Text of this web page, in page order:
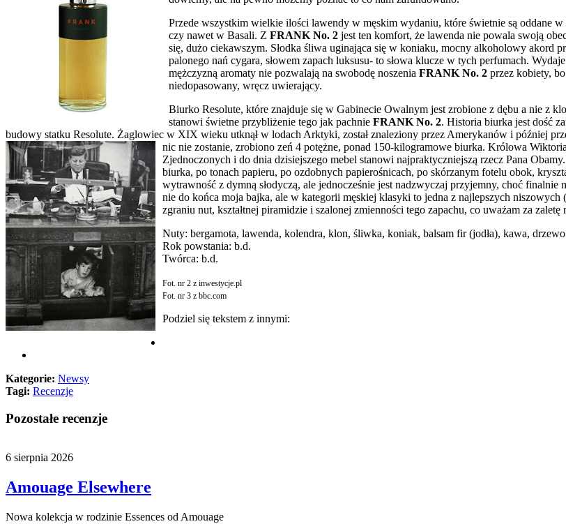
Przede wszystkim wielkie ilości lawendy w męskim wydaniu, które świetnie są oddane
czy nawet w Basali. Z FRANK No. 2 jest ten komfort, że lawenda nie powala swoją
się, dużo ciekawszym. Słodka śliwa uginająca się w koniaku, mocny alkoholowy akord
palonego nań cygara, słowem zapach luksusu- to słowa klucze w tych perfumach.
mężczyzną aromaty nie pozwalają na swobodę noszenia FRANK No. 2 przez kobiety,
niedopasowany, wręcz uwierający.
Biurko Resolute, które znajduje się w Gabinecie Owalnym jest zrobione z dębu a nie z
stanowi świetne przybliżenie tego jak pachnie FRANK No. 2. Historia biurka jest dość
budowy statku Resolute. Żaglowiec w XIX wieku utknął w lodach Arktyki, został znaleziony przez Amerykanów i później
nic nie zostanie, zrobiono zeń 4 potężne, ponad 150-kilogramowe biurka. Królowa
Zjednoczonych i do dnia dzisiejszego mebel stanowi najpraktyczniejszą rzecz Pana Obamy.
biurka, po tonach papieru, po ozdobnych papierośnicach, po skórzanym fotelu obok,
wytrawność z dymną słodyczą, ale jednocześnie jest nadzwyczaj przyjemny, choć finalnie
nie do końca moja bajka, ale w kategorii męskiej klasyki to jedna z najlepszych
zgraniu nut, kształtnej piramidzie i szalonej zmienności tego zapachu, co uważam za
Nuty: bergamota, lawenda, kolendra, klon, śliwka, koniak, balsam fir (jodła), kawa,
Rok powstania: b.d.
Twórca: b.d.
Fot. nr 2 z inwestycje.pl
Fot. nr 3 z bbc.com
Podziel się tekstem z innymi:
Kategorie: Newsy
Tagi: Recenzje
Pozostałe recenzje
6 sierpnia 2026
Amouage Elsewhere
Nowa kolekcja w rodzinie Essences od Amouage